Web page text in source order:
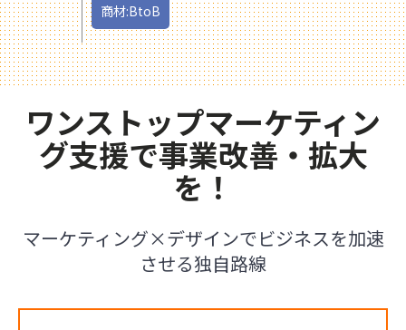
商材:BtoB
ワンストップマーケティン
グ支援で事業改善・拡大
を！
マーケティング×デザインでビジネスを加速
させる独自路線